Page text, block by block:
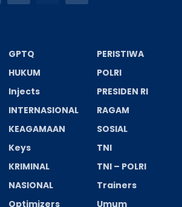
GPTQ
HUKUM
Injects
INTERNASIONAL
KEAGAMAAN
Keys
KRIMINAL
NASIONAL
Optimizers
PERISTIWA
POLRI
PRESIDEN RI
RAGAM
SOSIAL
TNI
TNI – POLRI
Trainers
Umum